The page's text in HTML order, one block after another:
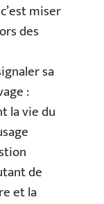
miser
des
sa
:
la vie du
de
et la